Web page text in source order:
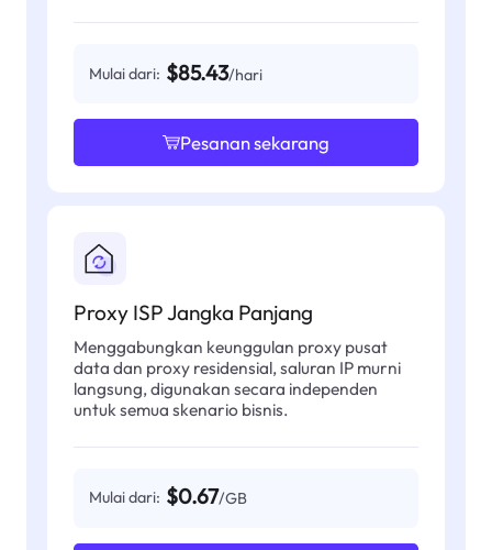
Mulai dari: $85.43/hari
Pesanan sekarang
Proxy ISP Jangka Panjang
Menggabungkan keunggulan proxy pusat
data dan proxy residensial, saluran IP murni
langsung, digunakan secara independen
untuk semua skenario bisnis.
Mulai dari: $0.67/GB